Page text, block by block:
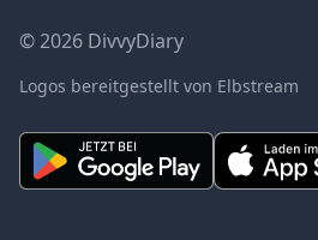
©2026 DivvyDiary
Logos bereitgestellt von Elbstream